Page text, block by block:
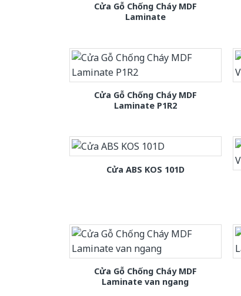
Cửa Gỗ Chống Cháy MDF
Laminate
Cửa Gỗ Chống Cháy MDF
Laminate P1R2
Cửa ABS KOS 101D
Cửa Gỗ Chống Cháy MDF
Laminate van ngang